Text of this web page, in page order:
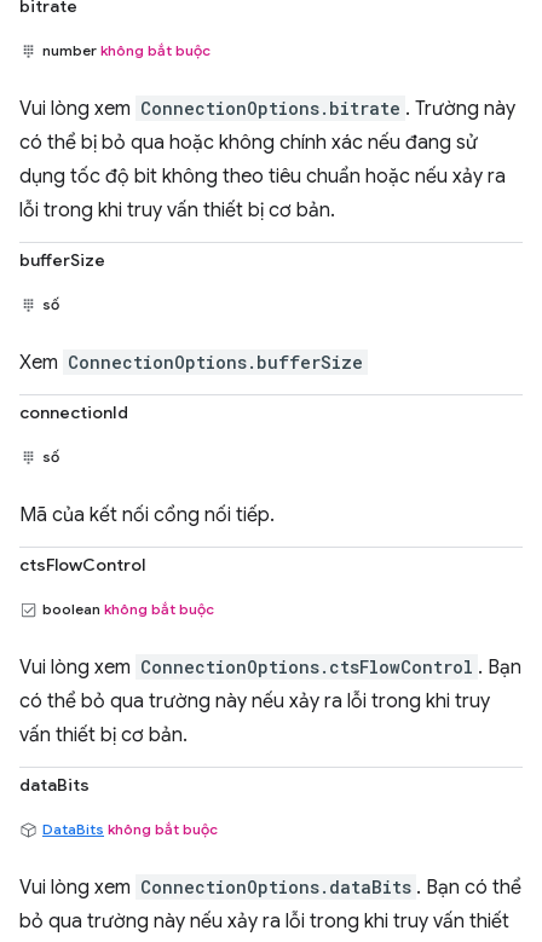
bitrate
number không bắt buộc
Vui lòng xem ConnectionOptions.bitrate . Trường này
có thể bị bỏ qua hoặc không chính xác nếu đang sử
dụng tốc độ bit không theo tiêu chuẩn hoặc nếu xảy ra
lỗi trong khi truy vấn thiết bị cơ bản.
bufferSize
số
Xem ConnectionOptions.bufferSize
connectionId
số
Mã của kết nối cổng nối tiếp.
ctsFlowControl
boolean không bắt buộc
Vui lòng xem ConnectionOptions.ctsFlowControl . Bạn
có thể bỏ qua trường này nếu xảy ra lỗi trong khi truy
vấn thiết bị cơ bản.
dataBits
DataBits không bắt buộc
Vui lòng xem ConnectionOptions.dataBits . Bạn có thể
bỏ qua trường này nếu xảy ra lỗi trong khi truy vấn thiết